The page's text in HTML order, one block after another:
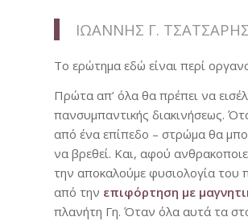
ΙΩΑΝΝΗΣ Γ.
Το ερώτημα εδώ είναι περί
Πρώτα απ’ όλα θα πρέπει να
πανσυμπαντικής διακινήσεως.
από ένα επίπεδο – στρώμα θα
να βρεθεί. Και, αφού
την αποκαλούμε φυσιολογία του
από την επιφόρτηση με
πλανήτη Γη. Όταν όλα αυτά τα